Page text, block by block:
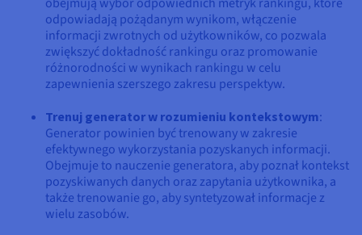
odpowiadają pożądanym wynikom, włączenie
informacji zwrotnych od użytkowników, co pozwala
zwiększyć dokładność rankingu oraz promowanie
różnorodności w wynikach rankingu w celu
zapewnienia szerszego zakresu perspektyw.
Trenuj generator w rozumieniu kontekstowym:
Generator powinien być trenowany w zakresie
efektywnego wykorzystania pozyskanych informacji.
Obejmuje to nauczenie generatora, aby poznał kontekst
pozyskiwanych danych oraz zapytania użytkownika, a
także trenowanie go, aby syntetyzował informacje z
wielu zasobów.